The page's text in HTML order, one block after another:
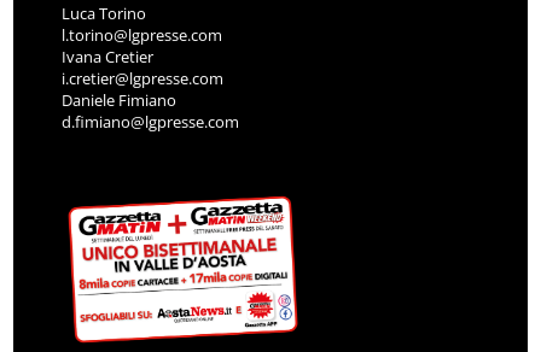
Luca Torino
l.torino@lgpresse.com
Ivana Cretier
i.cretier@lgpresse.com
Daniele Fimiano
d.fimiano@lgpresse.com